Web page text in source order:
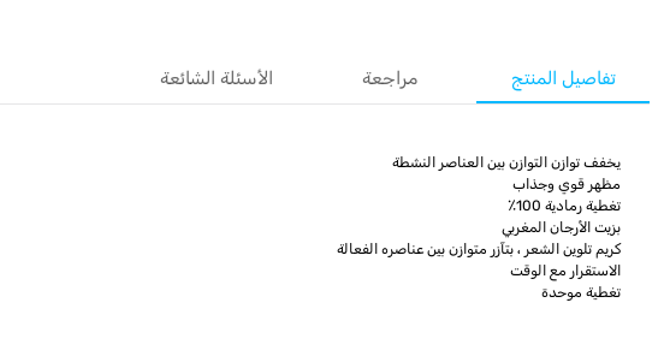
تفاصيل المنتج مراجعة الأسئلة الشائعة
يخفف توازن التوازن بين العناصر النشطة
مظهر قوي وجذاب
تغطية رمادية 100٪
بزيت الأرجان المغربي
كريم تلوين الشعر ، بتآزر متوازن بين عناصره الفعالة
الاستقرار مع الوقت
تغطية موحدة